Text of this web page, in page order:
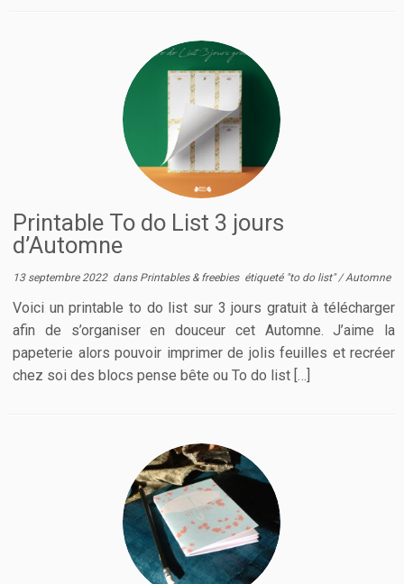
Printable To do List 3 jours
d’Automne
13 septembre 2022dans Printables & freebies étiqueté "to do list"/Automne
Voici un printable to do list sur 3 jours gratuit à télécharger
afin de s’organiser en douceur cet Automne. J’aime la
papeterie alors pouvoir imprimer de jolis feuilles et recréer
chez soi des blocs pense bête ou To do list […]